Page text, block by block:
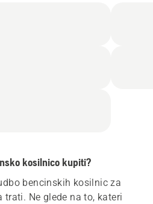
kosilnico kupiti?
bencinskih kosilnic za
trati. Ne glede na to, kateri